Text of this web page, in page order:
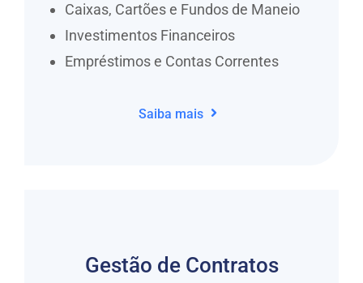
Caixas, Cartões e Fundos de Maneio
Investimentos Financeiros
Empréstimos e Contas Correntes
Saiba mais
Gestão de Contratos